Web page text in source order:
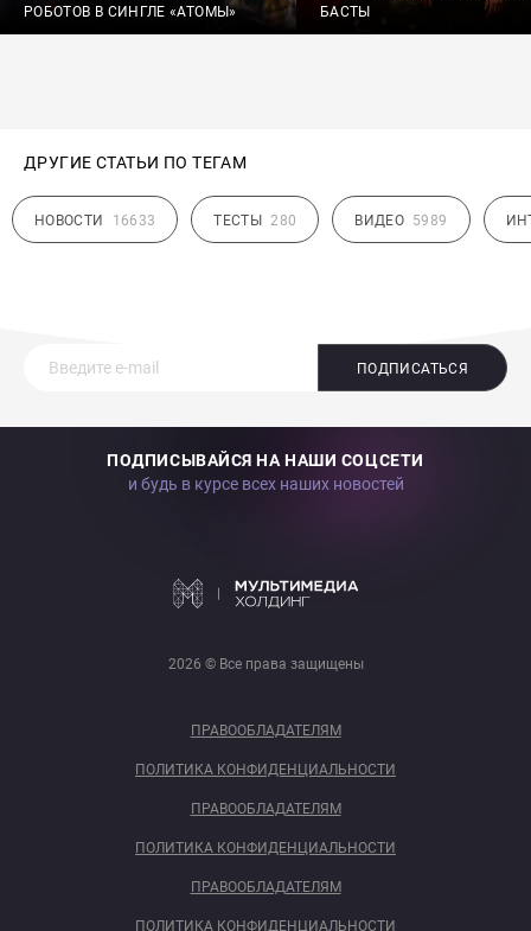
РОБОТОВ В СИНГЛЕ «АТОМЫ»
БАСТЫ
ДРУГИЕ СТАТЬИ ПО ТЕГАМ
НОВОСТИ 16633 ТЕСТЫ 280 ВИДЕО 5989
ПОДПИСАТЬСЯ
ПОДПИСЫВАЙСЯ НА НАШИ СОЦСЕТИ
и будь в курсе всех наших новостей
2026 © Все права защищены
ПРАВООБЛАДАТЕЛЯМ
ПОЛИТИКА КОНФИДЕНЦИАЛЬНОСТИ
ПРАВООБЛАДАТЕЛЯМ
ПОЛИТИКА КОНФИДЕНЦИАЛЬНОСТИ
ПРАВООБЛАДАТЕЛЯМ
ПОЛИТИКА КОНФИДЕНЦИАЛЬНОСТИ